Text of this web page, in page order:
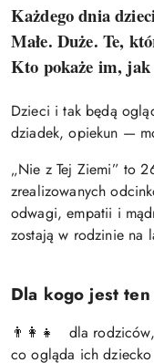
Każdego dnia
Małe. Duże. Te,
Kto pokaże im,
Dzieci i tak będą
dziadek, opiekun —
„Nie z Tej Ziemi” to
zrealizowanych
odwagi, empatii i
zostają w rodzinie na
Dla kogo jest
👨‍👩‍👧
dla
co ogląda ich dziecko